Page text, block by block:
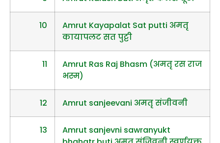
10
Amrut Kayapalat Sat putti अमतृ
कायापलट सत पुट्टी
11
Amrut Ras Raj Bhasm (अमतृ रस राज
भस्म)
12 Amrut sanjeevani अमतृ संजीवनी
13
Amrut sanjevni sawranyukt